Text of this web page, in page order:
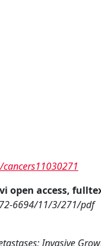
open access,
6694/11/3/271/pdf
Invasive